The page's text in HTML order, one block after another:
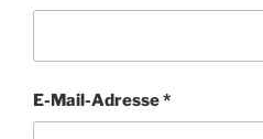
E-Mail-Adresse*